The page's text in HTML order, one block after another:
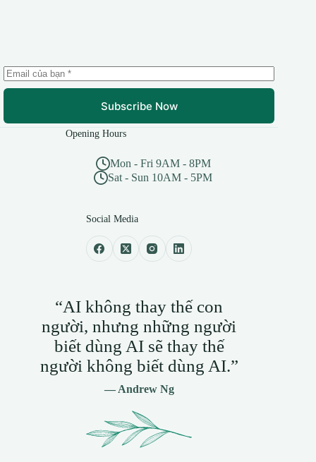
Subscribe Now
Opening Hours
Mon - Fri 9AM - 8PM
Sat - Sun 10AM - 5PM
Social Media
“AI không thay thế con
người, nhưng những người
biết dùng AI sẽ thay thế
người không biết dùng AI.”
— Andrew Ng